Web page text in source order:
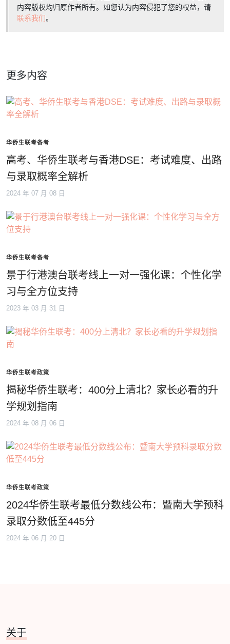
内容版权均归原作者所有。如您认为内容侵犯了您的权益，请
联系我们。
更多内容
华侨生联考备考
高考、华侨生联考与香港DSE：考试难度、出路
与录取概率全解析
2024 年 07 月 08 日
华侨生联考备考
景于行港澳台联考线上一对一强化课：个性化学
习与全方位支持
2023 年 03 月 31 日
华侨生联考政策
揭秘华侨生联考：400分上清北？家长必看的升
学规划指南
2024 年 08 月 06 日
华侨生联考政策
2024华侨生联考最低分数线公布：暨南大学预科
录取分数低至445分
2024 年 06 月 20 日
关于